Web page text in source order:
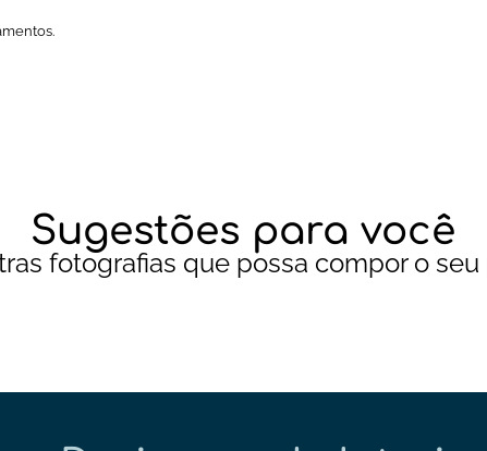
Sugestões para você
fotografias que possa compor o seu